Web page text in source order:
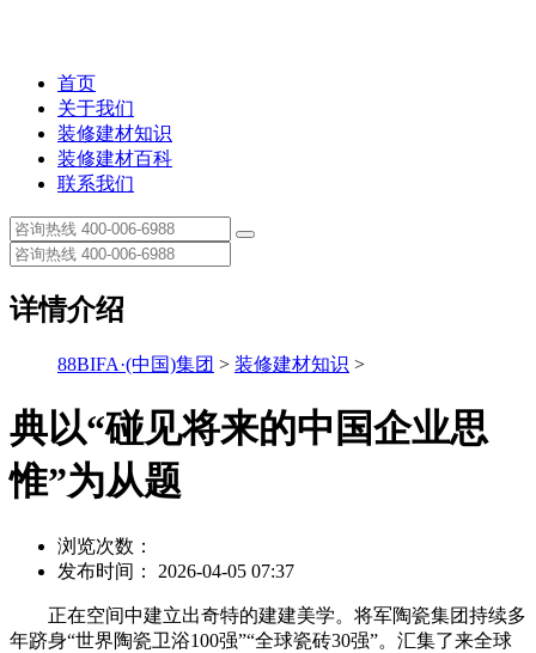
首页
关于我们
装修建材知识
装修建材百科
联系我们
详情介绍
88BIFA·(中国)集团 > 装修建材知识 >
典以“碰见将来的中国企业思
惟”为从题
浏览次数：
发布时间： 2026-04-05 07:37
正在空间中建立出奇特的建建美学。将军陶瓷集团持续多
年跻身“世界陶瓷卫浴100强”“全球瓷砖30强”。汇集了来全球